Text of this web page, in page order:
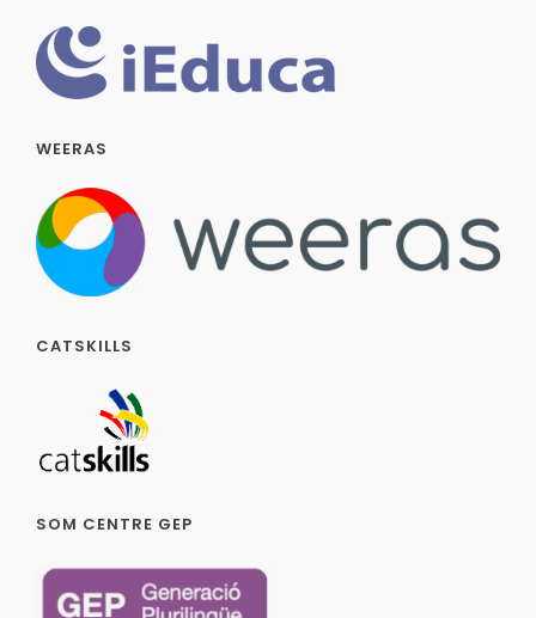
WEERAS
CATSKILLS
SOM CENTRE GEP